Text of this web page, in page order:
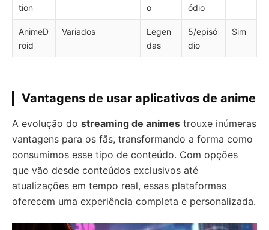
tion
o
ódio
AnimeD
roid
Variados
Legen
das
5/episó
dio
Sim
Vantagens de usar aplicativos de anime
A evolução do streaming de animes trouxe inúmeras
vantagens para os fãs, transformando a forma como
consumimos esse tipo de conteúdo. Com opções
que vão desde conteúdos exclusivos até
atualizações em tempo real, essas plataformas
oferecem uma experiência completa e personalizada.